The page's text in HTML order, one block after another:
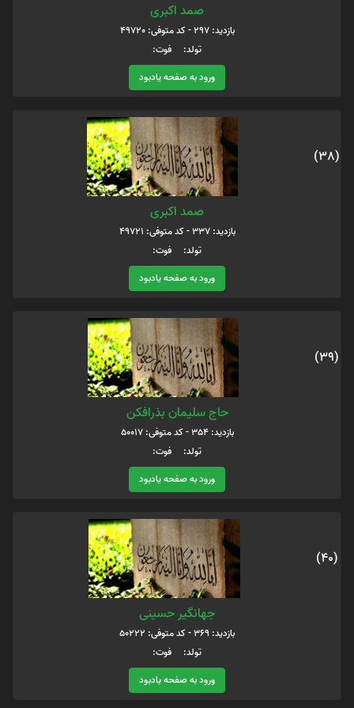
صمد اکبری
بازدید: 297 - کد متوفی: 49720
تولد: فوت:
ورود به صفحه یادبود
(38)
صمد اکبری
بازدید: 337 - کد متوفی: 49721
تولد: فوت:
ورود به صفحه یادبود
(39)
حاج سلیمان بذرافکن
بازدید: 354 - کد متوفی: 50017
تولد: فوت:
ورود به صفحه یادبود
(40)
جهانگیر حسینی
بازدید: 369 - کد متوفی: 50222
تولد: فوت:
ورود به صفحه یادبود